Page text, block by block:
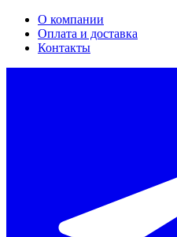
О компании
Оплата и доставка
Контакты